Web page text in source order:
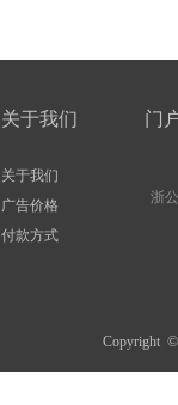
关于我们
关于我们
广告价格
付款方式
门
浙
Copyright